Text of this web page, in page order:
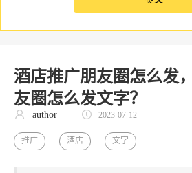
酒店推广朋友圈怎么发
友圈怎么发文字？
author 2023-07-12
推广 酒店 文字